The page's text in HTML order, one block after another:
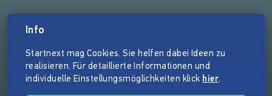
Info
Startnext mag Cookies. Sie helfen dabei Ideen zu
realisieren. Für detaillierte Informationen und
individuelle Einstellungsmöglichkeiten klick hier.